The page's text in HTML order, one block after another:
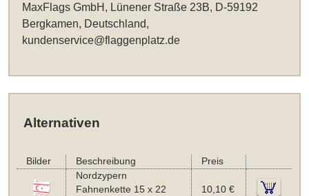
MaxFlags GmbH, Lünener Straße 23B, D-59192
Bergkamen, Deutschland,
kundenservice@flaggenplatz.de
Alternativen
Bilder Beschreibung
Preis
Nordzypern
Fahnenkette 15 x 22
10,10 €